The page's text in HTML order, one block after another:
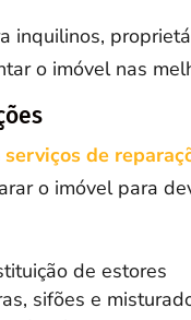
inquilinos,
o imóvel nas
serviços de
o imóvel para
de estores
sifões e